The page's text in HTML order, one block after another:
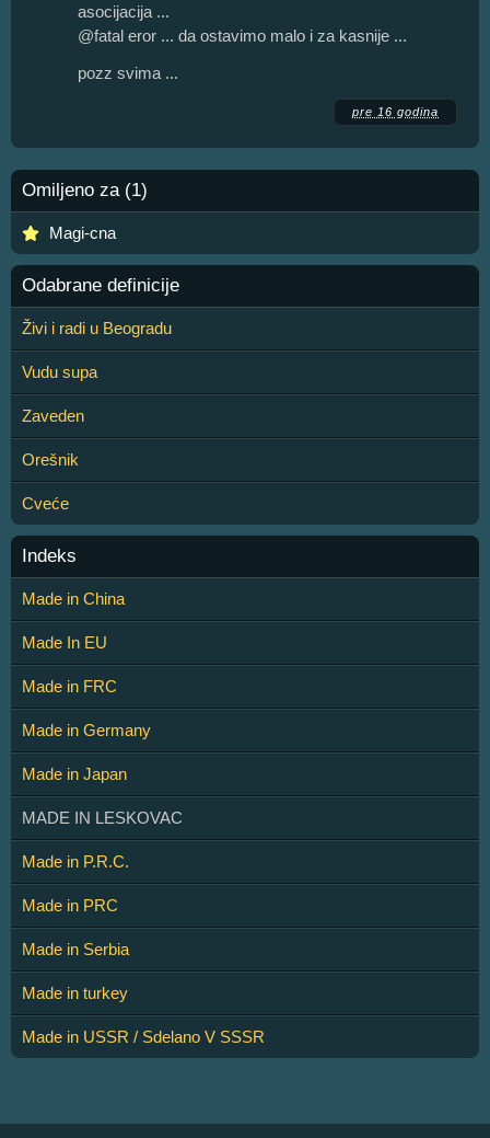
asocijacija ...
@fatal eror ... da ostavimo malo i za kasnije ...
pozz svima ...
pre 16 godina
Omiljeno za (1)
Magi-cna
Odabrane definicije
Živi i radi u Beogradu
Vudu supa
Zaveden
Orešnik
Cveće
Indeks
Made in China
Made In EU
Made in FRC
Made in Germany
Made in Japan
MADE IN LESKOVAC
Made in P.R.C.
Made in PRC
Made in Serbia
Made in turkey
Made in USSR / Sdelano V SSSR